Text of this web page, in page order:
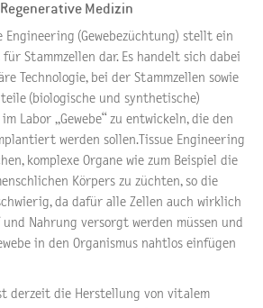
Medizin
Engineering (Gewebezüchtung) stellt ein
Stammzellen dar. Es handelt sich dabei
Technologie, bei der Stammzellen sowie
(biologische und synthetische)
Labor „Gewebe“ zu entwickeln, die den
werden sollen.Tissue Engineering
komplexe Organe wie zum Beispiel die
Körpers zu züchten, so die
da dafür alle Zellen auch wirklich
Nahrung versorgt werden müssen und
in den Organismus nahtlos einfügen
derzeit die Herstellung von vitalem